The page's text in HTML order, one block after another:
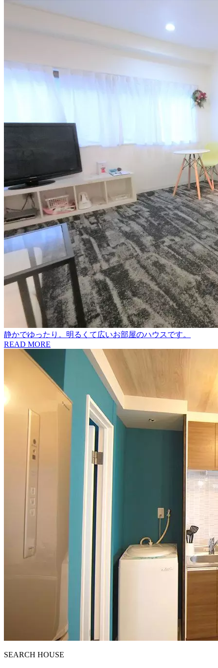
静かでゆったり。明るくて広いお部屋のハウスです。
READ MORE
SEARCH HOUSE